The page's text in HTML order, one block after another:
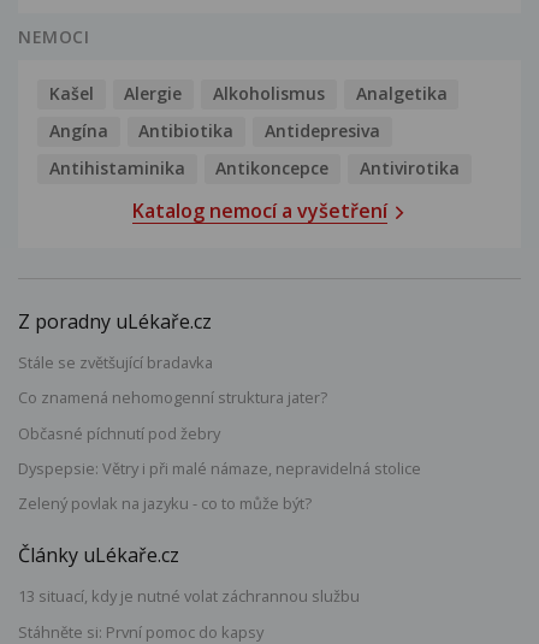
NEMOCI
Kašel Alergie Alkoholismus
Analgetika
Angína
Antibiotika
Antidepresiva
Antihistaminika
Antikoncepce Antivirotika
Katalog nemocí a vyšetření
Z poradny uLékaře.cz
Stále se zvětšující bradavka
Co znamená nehomogenní struktura jater?
Občasné píchnutí pod žebry
Dyspepsie: Větry i při malé námaze, nepravidelná stolice
Zelený povlak na jazyku - co to může být?
Články uLékaře.cz
13 situací, kdy je nutné volat záchrannou službu
Stáhněte si: První pomoc do kapsy